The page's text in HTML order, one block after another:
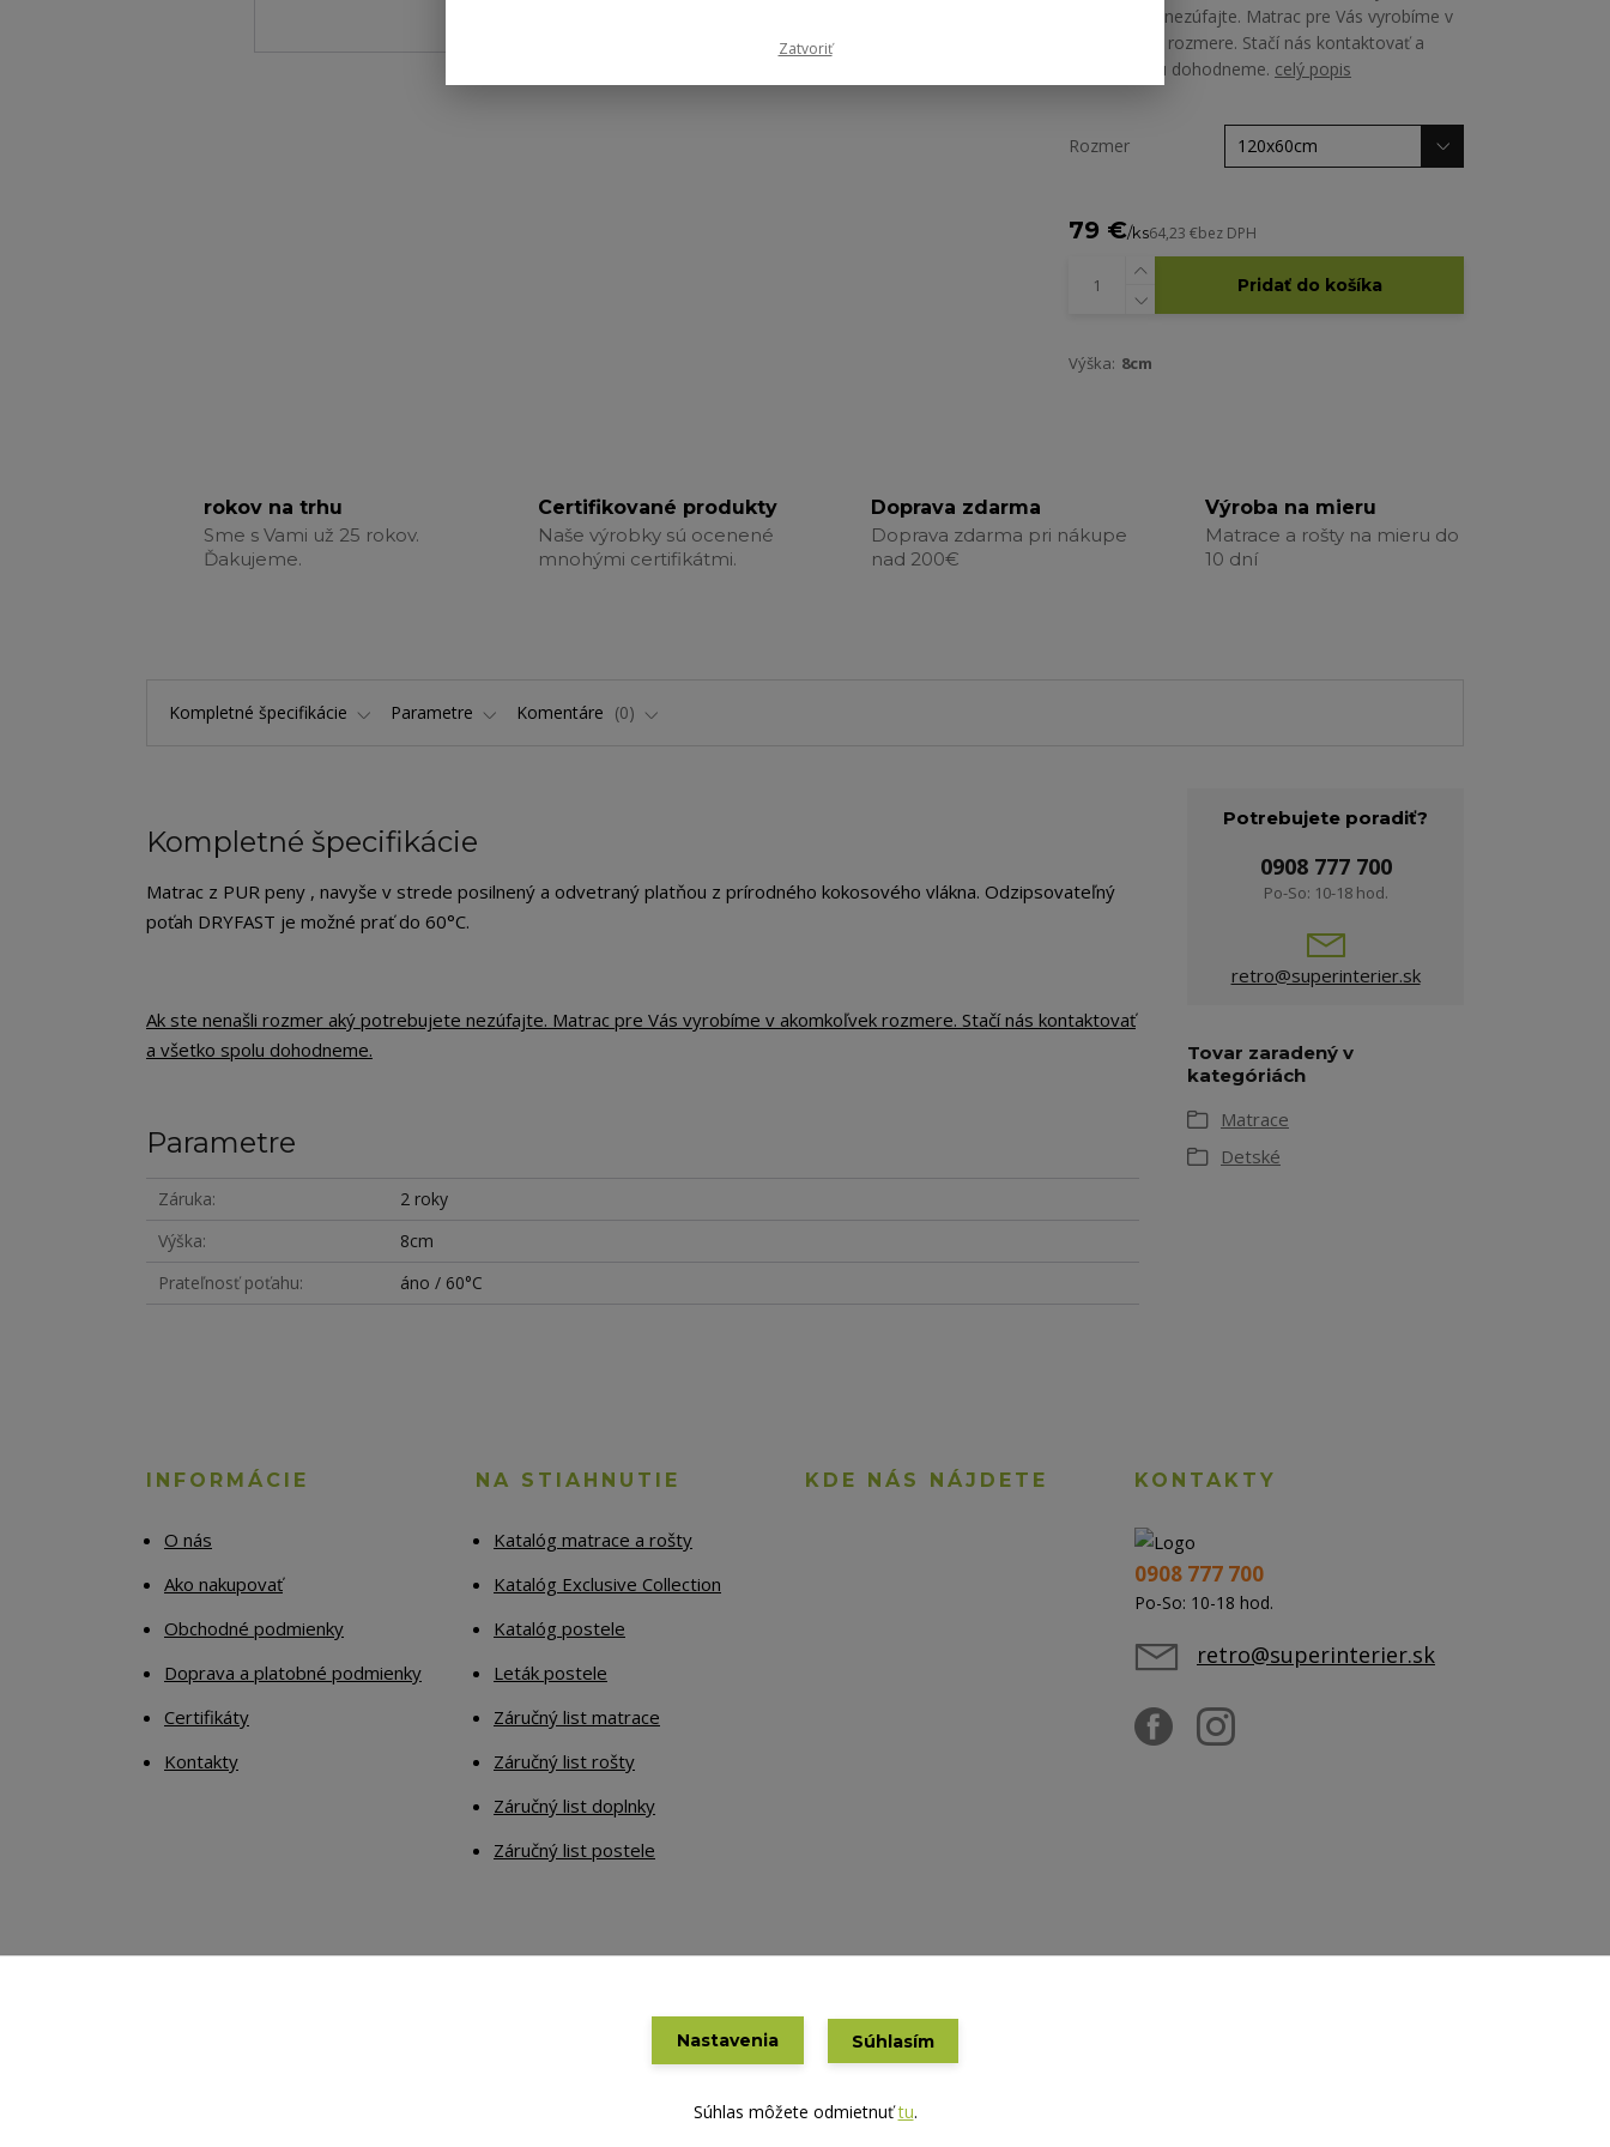
potrebujete nezúfajte. Matrac pre Vás vyrobíme v
akomkoľvek rozmere. Stačí nás kontaktovať a
všetko spolu dohodneme. celý popis
Rozmer
79 €/ks64,23 €bez DPH
Pridať do košíka
Výška: 8cm
rokov na trhu
Sme s Vami už 25 rokov.
Ďakujeme.
Certifikované produkty
Naše výrobky sú ocenené
mnohými certifikátmi.
Doprava zdarma
Doprava zdarma pri nákupe
nad 200€
Výroba na mieru
Matrace a rošty na mieru do
10 dní
Kompletné špecifikácie Parametre Komentáre 0
Kompletné špecifikácie
Matrac z PUR peny , navyše v strede posilnený a odvetraný platňou z prírodného kokosového vlákna. Odzipsovateľný
poťah DRYFAST je možné prať do 60°C.
Ak ste nenašli rozmer aký potrebujete nezúfajte. Matrac pre Vás vyrobíme v akomkoľvek rozmere. Stačí nás kontaktovať
a všetko spolu dohodneme.
Parametre
Záruka
2 roky
Výška
8cm
Prateľnosť poťahu
áno / 60°C
Potrebujete poradiť?
0908 777 700
Po-So: 10-18 hod.
retro@superinterier.sk
Tovar zaradený v
kategóriách
Matrace
Detské
INFORMÁCIE
O nás
Ako nakupovať
Obchodné podmienky
Doprava a platobné podmienky
Certifikáty
Kontakty
NA STIAHNUTIE
Katalóg matrace a rošty
Katalóg Exclusive Collection
Katalóg postele
Leták postele
Záručný list matrace
Záručný list rošty
Záručný list doplnky
Záručný list postele
KDE NÁS NÁJDETE KONTAKTY
0908 777 700
Po-So: 10-18 hod.
retro@superinterier.sk
Zatvoriť
Nastavenia Súhlasím
Súhlas môžete odmietnuťtu.